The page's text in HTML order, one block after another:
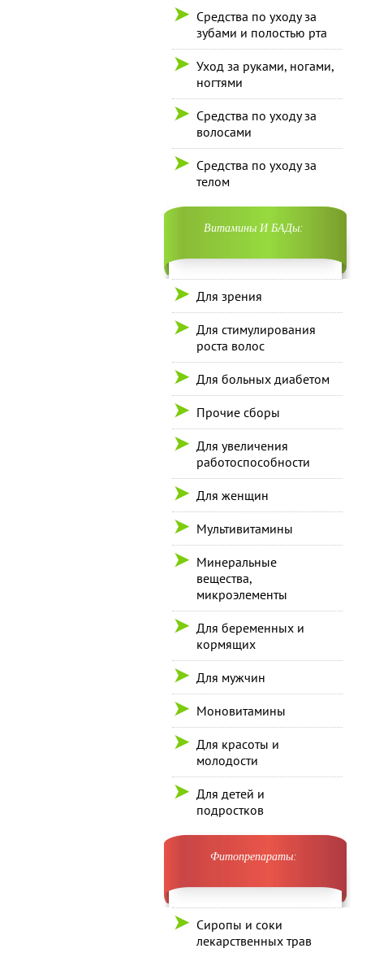
Средства по уходу за
зубами и полостью рта
Уход за руками, ногами,
ногтями
Средства по уходу за
волосами
Средства по уходу за
телом
Витамины И БАДы:
Для зрения
Для стимулирования
роста волос
Для больных диабетом
Прочие сборы
Для увеличения
работоспособности
Для женщин
Мультивитамины
Минеральные
вещества,
микроэлементы
Для беременных и
кормящих
Для мужчин
Моновитамины
Для красоты и
молодости
Для детей и
подростков
Фитопрепараты:
Сиропы и соки
лекарственных трав